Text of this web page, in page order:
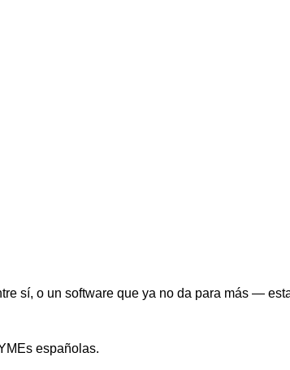
sí, o un software que ya no da para más —
españolas.